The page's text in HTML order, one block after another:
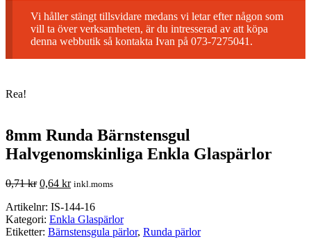
Vi håller stängt tillsvidare medans vi letar efter någon som
vill ta över verksamheten, är du intresserad av att köpa
denna webbutik så kontakta Ivan på 073-7275041.
Rea!
8mm Runda Bärnstensgul
Halvgenomskinliga Enkla Glaspärlor
0,71kr 0,64 kr inkl.moms
Artikelnr: IS-144-16
Kategori: Enkla Glaspärlor
Etiketter: Bärnstensgula pärlor, Runda pärlor